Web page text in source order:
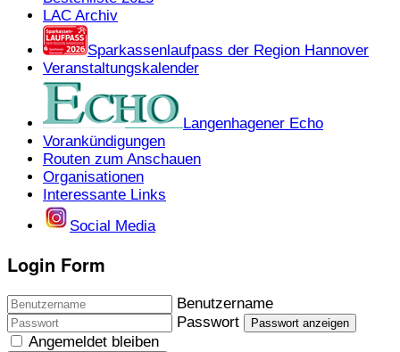
LAC Archiv
Sparkassenlaufpass der Region Hannover
Veranstaltungskalender
Langenhagener Echo
Vorankündigungen
Routen zum Anschauen
Organisationen
Interessante Links
Social Media
Login Form
Benutzername
Passwort
Passwort anzeigen
Angemeldet bleiben